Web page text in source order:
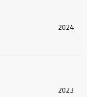
2024
2023